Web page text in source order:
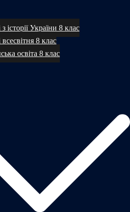
з історії України 8 клас
всесвітня 8 клас
освіта 8 клас